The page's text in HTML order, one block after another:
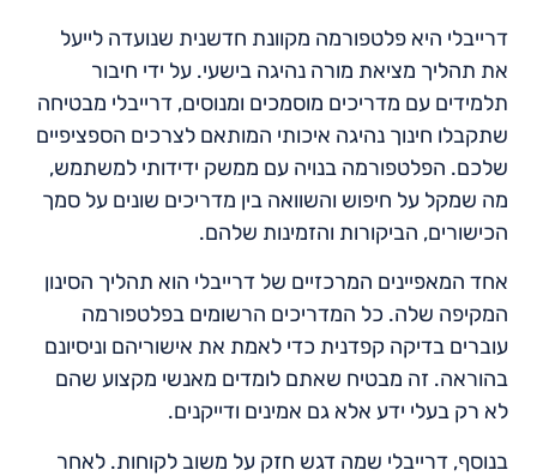
דרייבלי היא פלטפורמה מקוונת חדשנית שנועדה לייעל
את תהליך מציאת מורה נהיגה בישעי. על ידי חיבור
תלמידים עם מדריכים מוסמכים ומנוסים, דרייבלי מבטיחה
שתקבלו חינוך נהיגה איכותי המותאם לצרכים הספציפיים
שלכם. הפלטפורמה בנויה עם ממשק ידידותי למשתמש,
מה שמקל על חיפוש והשוואה בין מדריכים שונים על סמך
הכישורים, הביקורות והזמינות שלהם.
אחד המאפיינים המרכזיים של דרייבלי הוא תהליך הסינון
המקיפה שלה. כל המדריכים הרשומים בפלטפורמה
עוברים בדיקה קפדנית כדי לאמת את אישוריהם וניסיונם
בהוראה. זה מבטיח שאתם לומדים מאנשי מקצוע שהם
לא רק בעלי ידע אלא גם אמינים ודייקנים.
בנוסף, דרייבלי שמה דגש חזק על משוב לקוחות. לאחר